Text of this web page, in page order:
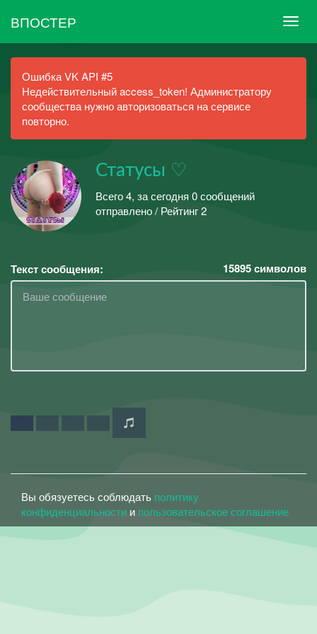
ВПОСТЕР
Ошибка VK API #5
Недействительный access_token! Администратору
сообщества нужно авторизоваться на сервисе
повторно.
Статусы ♡
Всего 4, за сегодня 0 сообщений
отправлено / Рейтинг 2
Текст сообщения: 15895символов
Вы обязуетесь соблюдать политику
конфиденциальности и пользовательское соглашение